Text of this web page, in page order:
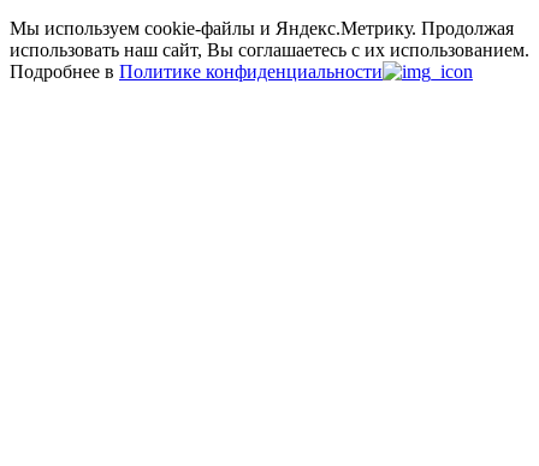
Мы используем cookie-файлы и Яндекс.Метрику. Продолжая
использовать наш сайт, Вы соглашаетесь с их использованием.
Подробнее в Политике конфиденциальности